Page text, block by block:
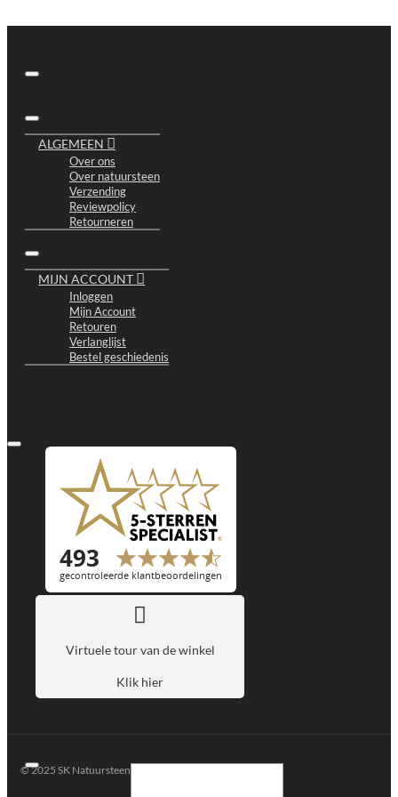
ALGEMEEN
Over ons
Over natuursteen
Verzending
Reviewpolicy
Retourneren
MIJN ACCOUNT
Inloggen
Mijn Account
Retouren
Verlanglijst
Bestel geschiedenis
Virtuele tour van de winkel
Klik hier
© 2025 SK Natuursteen